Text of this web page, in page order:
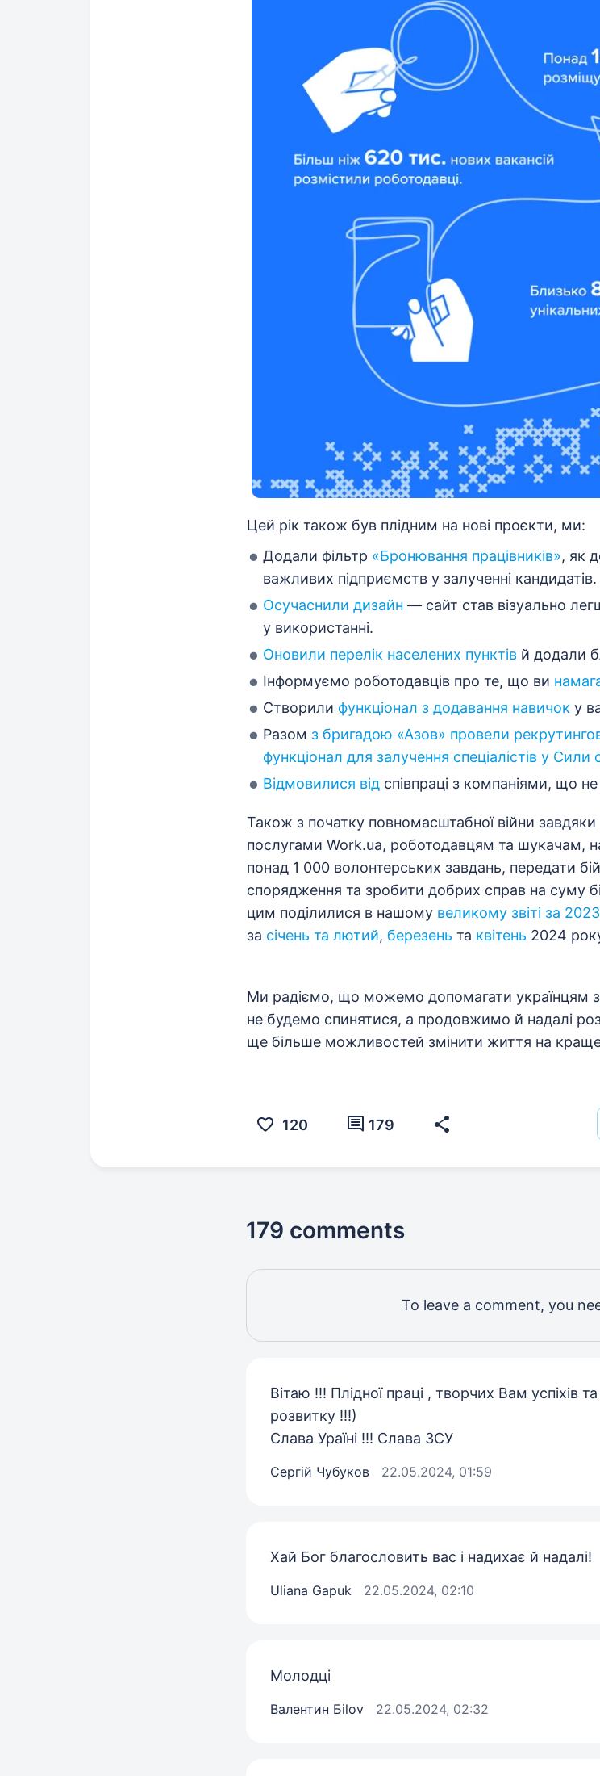
Цей рік також був плідним на нові проєкти, ми:
Додали фільтр «Бронювання працівників», як
важливих підприємств у залученні кандидатів.
Осучаснили дизайн — сайт став візуально
у використанні.
Оновили перелік населених пунктівй додали
Інформуємо роботодавців про те, що ви
Створили функціонал з додавання навичок у
Разом з бригадою «Азов» провели
функціонал для залучення спеціалістів у Сили
Відмовилися відспівпраці з компаніями, що
Також з початку повномасштабної війни
послугами Work.ua, роботодавцям та шукачам,
понад 1 000 волонтерських завдань, передати
спорядження та зробити добрих справ на суму
цим поділилися в нашому великому звіті за 2023
за січень та лютий, березень та квітень 2024
Ми радіємо, що можемо допомагати українцям
не будемо спинятися, а продовжимо й надалі
ще більше можливостей змінити життя на
120 179
179 comments
To leave a comment, you
Вітаю !!! Плідної праці , творчих Вам успіхів
розвитку !!!)
Слава Ураїні !!! Слава ЗСУ
Сергій Чубуков 22.05.2024, 01:59
Хай Бог благословить вас і надихає й надалі!
Uliana Gapuk 22.05.2024, 02:10
Молодці
Валентин Бilov 22.05.2024, 02:32